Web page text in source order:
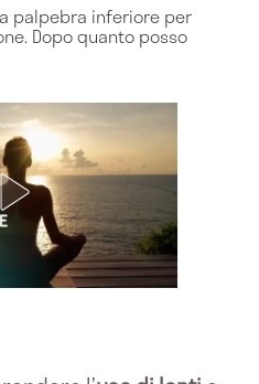
palpebra inferiore per
Dopo quanto posso